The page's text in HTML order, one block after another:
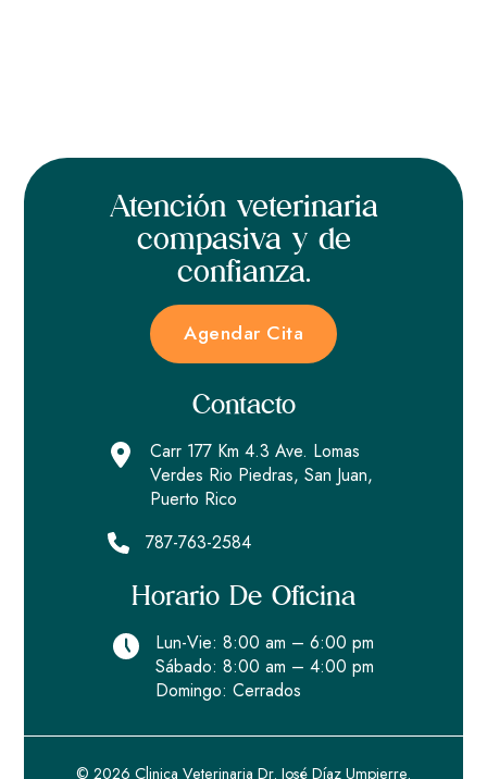
Atención veterinaria
compasiva y de
confianza.
Agendar Cita
Contacto
Carr 177 Km 4.3 Ave. Lomas
Verdes Rio Piedras, San Juan,
Puerto Rico
787-763-2584
Horario De Oficina
Lun-Vie: 8:00 am – 6:00 pm
Sábado: 8:00 am – 4:00 pm
Domingo: Cerrados
© 2026 Clinica Veterinaria Dr. José Díaz Umpierre.